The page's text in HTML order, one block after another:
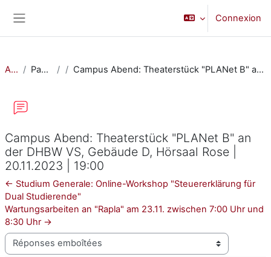
Connexion
Accueil Pages du site Campus Abend: Theaterstück "PLANet B" an der DHBW VS, Gebäude D, Hörsaal Rose | 20.11.2023 | 19:00
Campus Abend: Theaterstück "PLANet B" an
der DHBW VS, Gebäude D, Hörsaal Rose |
20.11.2023 | 19:00
← Studium Generale: Online-Workshop "Steuererklärung für
Dual Studierende"
Wartungsarbeiten an "Rapla" am 23.11. zwischen 7:00 Uhr und
8:30 Uhr →
Type d’affichage